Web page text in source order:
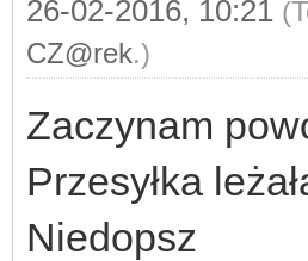
26-02-2016, 10:21
CZ@rek.)
Zaczynam
Przesyłka
Niedopsz